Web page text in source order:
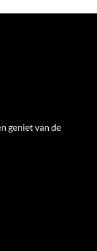
geniet van de